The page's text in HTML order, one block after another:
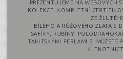
PREZENTUJEME NA WEBOVÝCH
KOLEKCE. KOMPLETNÍ
ZE
BÍLÉHO A RŮŽOVÉHO ZLATA S
SAFÍRY, RUBÍNY,
TAHITSKÝMI PERLAMI SI MŮŽETE